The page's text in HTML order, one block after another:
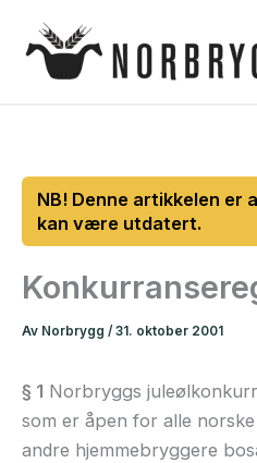
rett
Av Norbrygg / 31. oktober 2001
§ 1 Norbryggs
som er åpen for alle
andre hjemmebryggere